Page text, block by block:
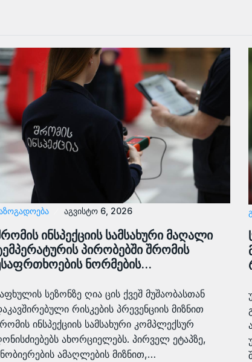
აგვისტო 6, 2026
ინსპექციის სამსახური მაღალი
პირობებში შრომის
ნორმების…
სეზონზე ღია ცის ქვეშ მუშაობასთან
რისკების პრევენციის მიზნით
ინსპექციის სამსახური კომპლექსურ
ახორციელებს. პირველ ეტაპზე,
ამაღლების მიზნით,…